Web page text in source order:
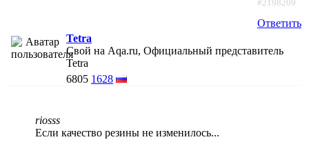
#2198209
Ответить
Tetra
Свой на Aqa.ru, Официальный представитель
Tetra
6805 1628
riosss
Если качество резины не изменилось...